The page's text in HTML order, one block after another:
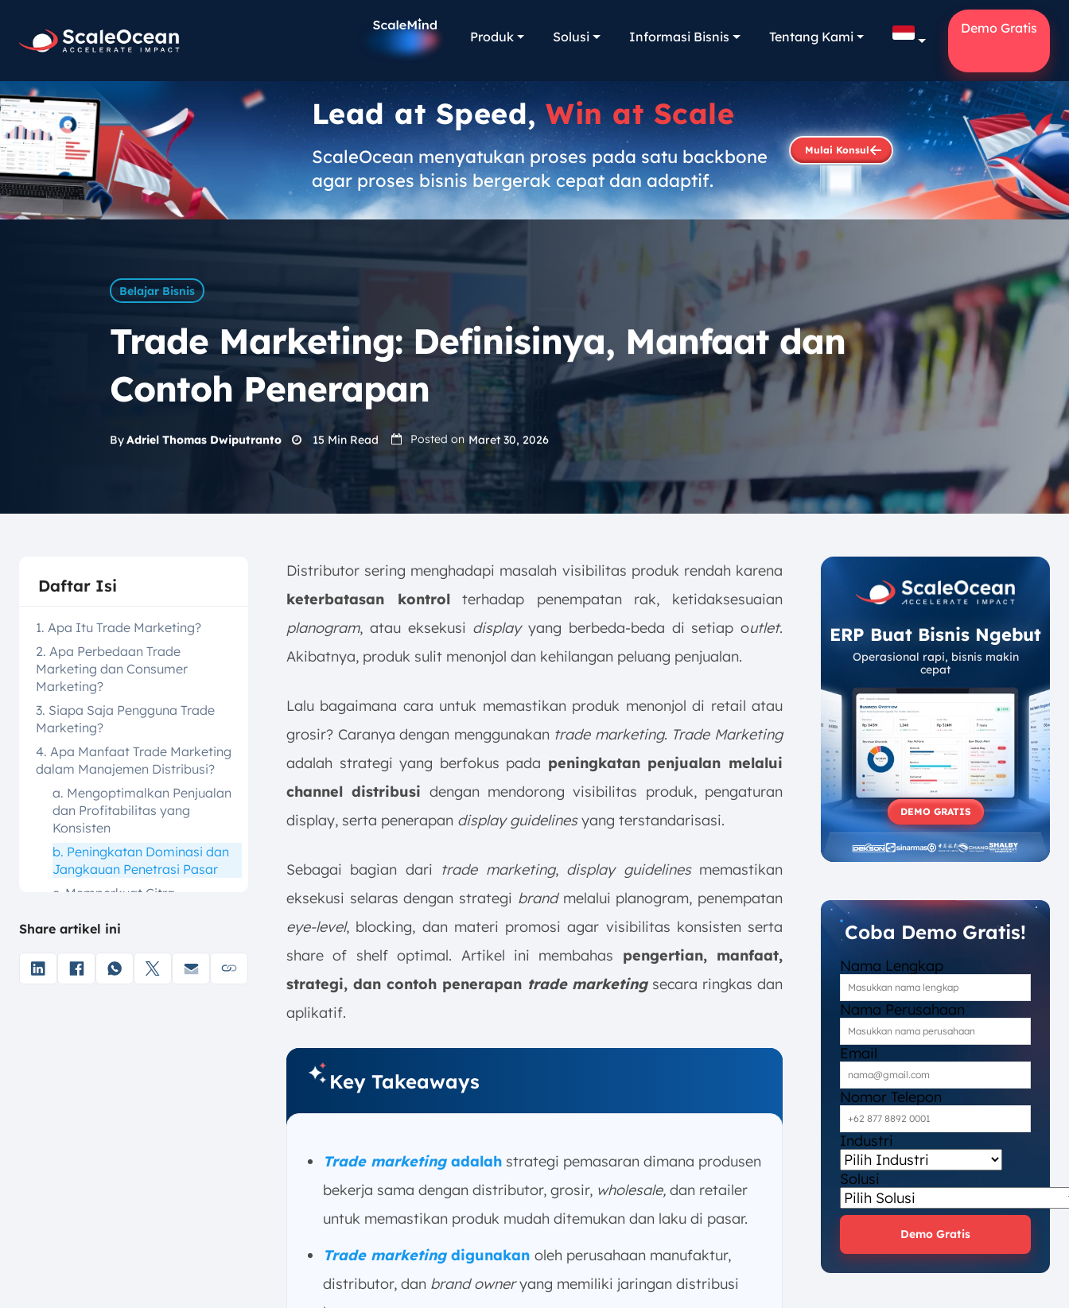
Produk Solusi Informasi Bisnis Tentang Kami
Demo Gratis
Lead at Speed,Win at Scale
ScaleOcean menyatukan proses pada satu backbone
agar proses bisnis bergerak cepat dan adaptif.
Mulai Konsul
Belajar Bisnis
Trade Marketing: Definisinya, Manfaat dan
Contoh Penerapan
ByAdriel Thomas Dwiputranto 15 Min Read Posted on Maret 30, 2026
Daftar Isi
1. Apa Itu Trade Marketing?
2. Apa Perbedaan Trade
Marketing dan Consumer
Marketing?
3. Siapa Saja Pengguna Trade
Marketing?
4. Apa Manfaat Trade Marketing
dalam Manajemen Distribusi?
a. Mengoptimalkan Penjualan
dan Profitabilitas yang
Konsisten
b. Peningkatan Dominasi dan
Jangkauan Penetrasi Pasar
c. Memperkuat Citra,
d. Optimalisasi dan Efisiensi
Saluran Distribusi
e. Fleksibel untuk Bisnis Skala
Share artikel ini
Distributor sering menghadapi masalah visibilitas produk rendah karena
keterbatasan kontrolterhadap penempatan rak, ketidaksesuaian
planogram, atau eksekusi displayyang berbeda-beda di setiap outlet.
Akibatnya, produk sulit menonjol dan kehilangan peluang penjualan.
Lalu bagaimana cara untuk memastikan produk menonjol di retail atau
grosir? Caranya dengan menggunakan trade marketing. Trade Marketing
adalah strategi yang berfokus pada peningkatan penjualan melalui
channel distribusi dengan mendorong visibilitas produk, pengaturan
display, serta penerapan display guidelinesyang terstandarisasi.
Sebagai bagian dari trade marketing,display guidelinesmemastikan
eksekusi selaras dengan strategi brandmelalui planogram, penempatan
eye-level, blocking, dan materi promosi agar visibilitas konsisten serta
share of shelf optimal. Artikel ini membahas pengertian, manfaat,
strategi, dan contoh penerapan trade marketingsecara ringkas dan
aplikatif.
Key Takeaways
Trade marketingadalah strategi pemasaran dimana produsen
bekerja sama dengan distributor, grosir, wholesale, dan retailer
untuk memastikan produk mudah ditemukan dan laku di pasar.
Trade marketingdigunakan oleh perusahaan manufaktur,
distributor, dan brand owneryang memiliki jaringan distribusi
ERP Buat Bisnis Ngebut
Operasional rapi, bisnis makin
cepat
DEMO GRATIS
Coba Demo Gratis!
Nama Lengkap
Nama Perusahaan
Email
Nomor Telepon
Industri
Solusi
Demo Gratis